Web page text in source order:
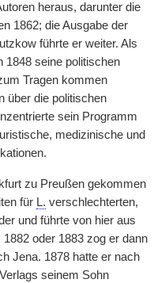
heraus, darunter die
1862; die Ausgabe der
führte er weiter. Als
1848 seine politischen
Tragen kommen
über die politischen
sein Programm
medizinische und
zu Preußen gekommen
für L. verschlechterten,
und führte von hier aus
oder 1883 zog er dann
Jena. 1878 hatte er nach
seinem Sohn